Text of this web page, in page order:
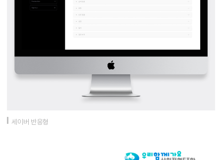
세이버 반응형